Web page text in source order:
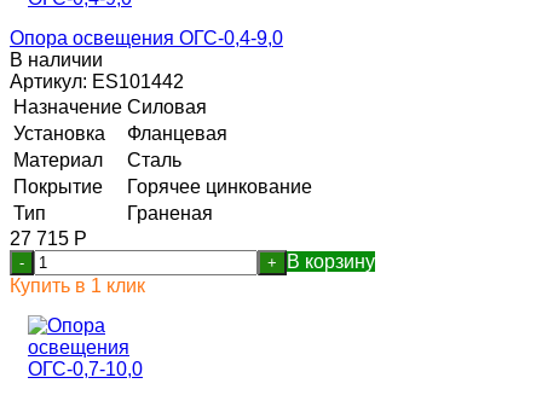
Опора освещения ОГС-0,4-9,0
В наличии
Артикул: ES101442
Назначение Силовая
Установка
Фланцевая
Материал
Сталь
Покрытие
Горячее цинкование
Тип
Граненая
27 715 Р
- +
В корзину
Купить в 1 клик